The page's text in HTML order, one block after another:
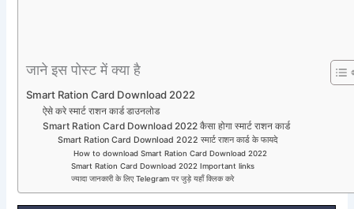
जाने इस पोस्ट में क्या है
Smart Ration Card Download 2022
ऐसे करे स्मार्ट राशन कार्ड डाउनलोड
Smart Ration Card Download 2022 कैसा होगा स्मार्ट राशन कार्ड
Smart Ration Card Download 2022 स्मार्ट राशन कार्ड के फायदे
How to download Smart Ration Card Download 2022
Smart Ration Card Download 2022 Important links
ज्यादा जानकारी के लिए Telegram पर जुड़े यहाँ क्लिक करे